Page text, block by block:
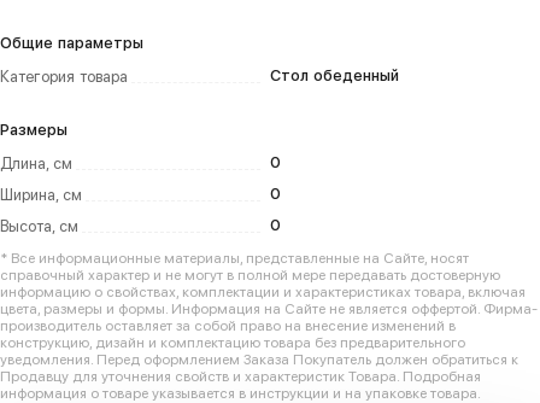
Общие параметры
Категория товара
Стол обеденный
Размеры
Длина, см
0
Ширина, см
0
Высота, см
0
* Все информационные материалы, представленные на Сайте, носят
справочный характер и не могут в полной мере передавать достоверную
информацию о свойствах, комплектации и характеристиках товара, включая
цвета, размеры и формы. Информация на Сайте не является оффертой. Фирма-
производитель оставляет за собой право на внесение изменений в
конструкцию, дизайн и комплектацию товара без предварительного
уведомления. Перед оформлением Заказа Покупатель должен обратиться к
Продавцу для уточнения свойств и характеристик Товара. Подробная
информация о товаре указывается в инструкции и на упаковке товара.